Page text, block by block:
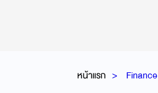
หน้าแรก Finance